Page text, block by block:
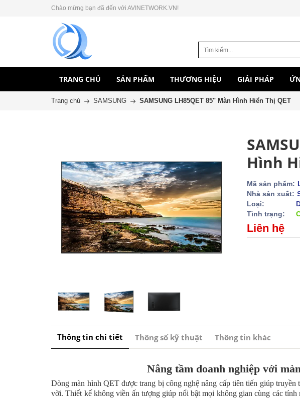
Chào mừng bạn đã đến với AVINETWORK.VN!
TRANG CHỦ SẢN PHẨM THƯƠNG HIỆU GIẢI PHÁP
Trang chủ SAMSUNG SAMSUNG LH85QET 85" Màn Hình Hiển Thị QET
Hình
Mã sản phẩm:
Nhà sản xuất:
Loại:
Tình trạng:
Liên hệ
Thông tin chi tiết Thông số kỹ thuật Thông tin khác
Nâng tầm doanh nghiệp với
Dòng màn hình QET được trang bị công nghệ nâng cấp tiên tiến giúp
vời. Thiết kế không viền ấn tượng giúp nổi bật mọi không gian cùng các